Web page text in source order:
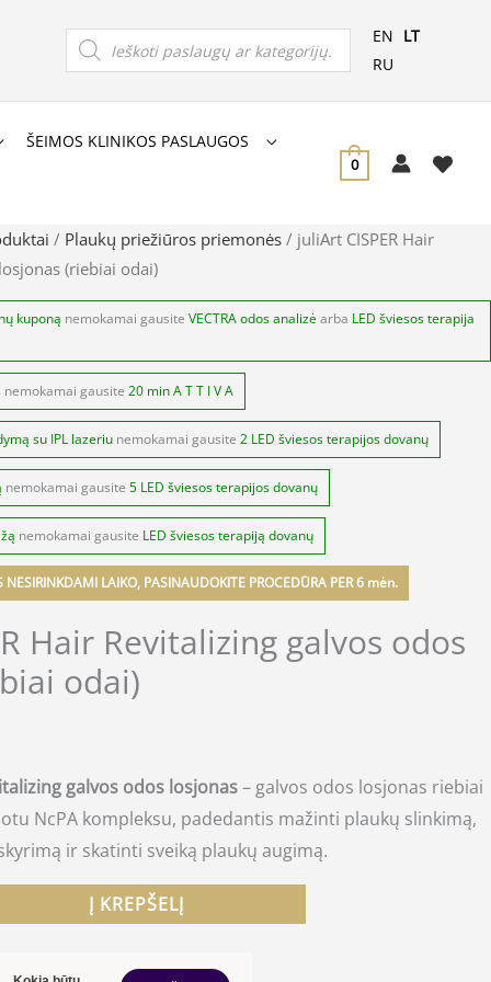
Products
search
EN LT
RU
ŠEIMOS KLINIKOS PASLAUGOS
0
/ Plaukų priežiūros priemonės/ juliArt CISPER Hair
(riebiai odai)
kuponą nemokamai gausite VECTRA odos analizė arba LED šviesos terapija
nemokamai gausite 20 min A T T I V A
su IPL lazeriunemokamai gausite 2 LED šviesos terapijos dovanų
nemokamai gausite 5 LED šviesos terapijos dovanų
nemokamai gausite LED šviesos terapiją dovanų
NESIRINKDAMI LAIKO, PASINAUDOKITE PROCEDŪRA PER 6 mėn.
Hair Revitalizing galvos odos
odai)
galvos odos losjonas– galvos odos losjonas riebiai
NcPA kompleksu, padedantis mažinti plaukų slinkimą,
ir skatinti sveiką plaukų augimą.
Į KREPŠELĮ